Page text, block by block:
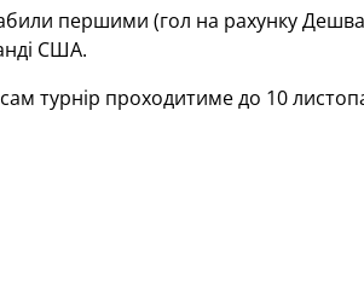
першими (гол на рахунку
США.
турнір проходитиме до 10